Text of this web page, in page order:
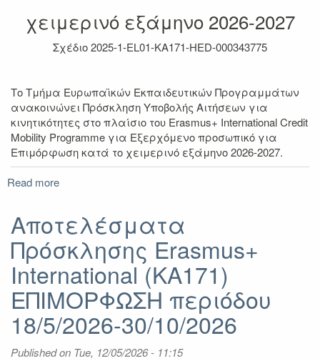
χειμερινό εξάμηνο 2026-2027
Σχέδιο2025-1-EL01-KA171-HED-000343775
Το Τμήμα Ευρωπαϊκών Εκπαιδευτικών Προγραμμάτων
ανακοινώνει Πρόσκληση Υποβολής Αιτήσεων για
κινητικότητες στο πλαίσιο του Erasmus+ International Credit
Mοbility Programme για Εξερχόμενο προσωπικό για
Επιμόρφωση κατά το χειμερινό εξάμηνο 2026-2027.
Read more
αιτήσεων
Erasmus+
International
(KA171)
ΕΠΙΜΟΡΦΩΣΗ
χειμερινό
εξάμηνο
2026-
2027
Αποτελέσματα
Πρόσκλησης Erasmus+
International (KA171)
ΕΠΙΜΟΡΦΩΣΗ περιόδου
18/5/2026-30/10/2026
Published on Tue, 12/05/2026 - 11:15